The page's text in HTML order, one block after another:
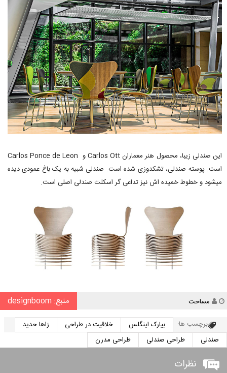
این صندلی زیبا، محصول هنر معماران Carlos Ott و Carlos Ponce de Leon
است. پوسته صندلی، تشکدوزی شده است. صندلی شبیه به یک باغ عمودی دیده
میشود و خطوط خمیده اش نیز تداعی گر اسکلت صندلی اصلی است.
نویسنده
مساحت منبع: designboom
برچسب ها: بیارک اینگلس خلاقیت در طراحی
زاها حدید
صندلی
طراحی صندلی طراحی مدرن
نظرات